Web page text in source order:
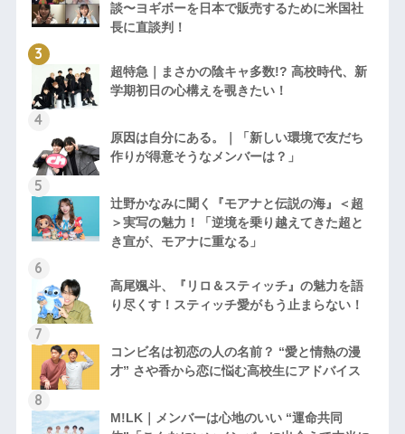
談〜ヨギボーを日本で販売するために米国社
長に直談判！
超特急｜まさかの陰キャ多数!? 高校時代、新
学期初日の心構えを覗きたい！
原因は自分にある。｜「新しい環境で友だち
作りが得意そうなメンバーは？」
辻野かなみに聞く『モアナと伝説の海』＜超
＞実写の魅力！「逆境を乗り越えてきた超と
き宣が、モアナに重なる」
高尾颯斗、『リロ＆スティッチ』の魅力を語
り尽くす！スティッチ愛がもう止まらない！
コンビ名は初恋の人の名前？ “愛と情熱の漫
才” さや香から恋に悩む高校生にアドバイス
M!LK｜メンバーは心地のいい “運命共同